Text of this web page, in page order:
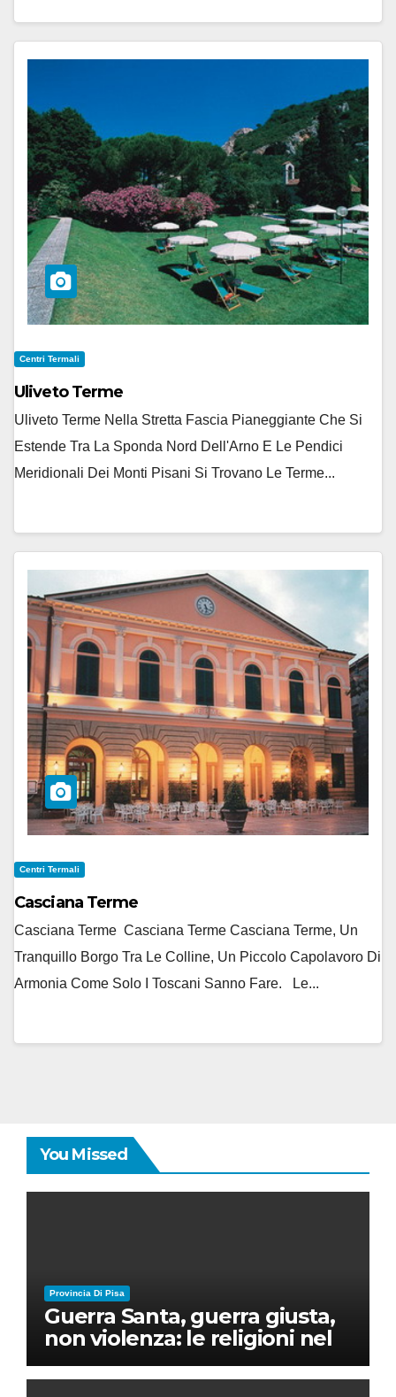
Centri Termali
Uliveto Terme
Uliveto Terme Nella Stretta Fascia Pianeggiante Che Si
Estende Tra La Sponda Nord Dell'Arno E Le Pendici
Meridionali Dei Monti Pisani Si Trovano Le Terme...
Centri Termali
Casciana Terme
Casciana Terme Casciana Terme Casciana Terme, Un
Tranquillo Borgo Tra Le Colline, Un Piccolo Capolavoro Di
Armonia Come Solo I Toscani Sanno Fare. Le...
You Missed
Provincia Di Pisa
Guerra Santa, guerra giusta,
non violenza: le religioni nel
nuovo disordine mondiale